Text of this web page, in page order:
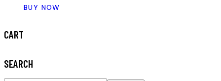
BUY NOW
CART
SEARCH